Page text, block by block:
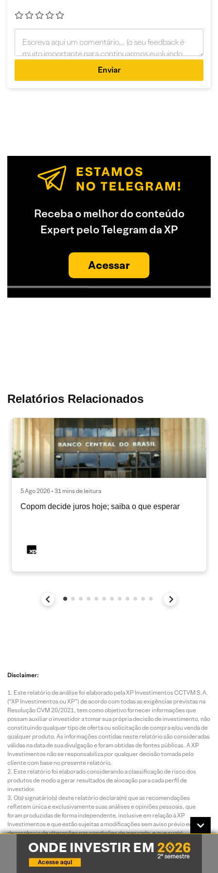
Enviar
Receba o melhor do conteúdo
Expert pelo Telegram da XP
Acessar
Relatórios Relacionados
5 Ago 2026 • 31 mins de leitura
Copom decide juros hoje; saiba o que esperar
Disclaimer:
Este relatório de análise foi elaborado pela XP Investimentos CCTVM S.A.
(“XP Investimentos ou XP”) de acordo com todas as exigências previstas na
Resolução CVM 20/2021, tem como objetivo fornecer informações que
possam auxiliar o investidor a tomar sua própria decisão de investimento, não
constituindo qualquer tipo de oferta ou solicitação de compra e/ou venda de
qualquer produto. As informações contidas neste relatório são consideradas
válidas na data de sua divulgação e foram obtidas de fontes públicas. A XP
Investimentos não se responsabiliza por qualquer decisão tomada pelo
cliente com base no presente relatório.
Este relatório foi elaborado considerando a classificação de risco dos
produtos de modo a gerar resultados de alocação para cada perfil de
investidor.
O(s) signatário(s) deste relatório declara(m) que as recomendações
refletem única e exclusivamente suas análises e opiniões pessoais, que
foram produzidas de forma independente, inclusive em relação à XP
Investimentos e que estão sujeitas a modificações sem aviso prévio em
decorrência de alterações nas condições de mercado, e que sua(s)
remuneração(es) é(são) indiretamente influenciada por receitas
provenientes dos negócios e operações financeiras realizadas pela XP
Investimentos.
O analista responsável pelo conteúdo deste relatório e pelo cumprimento